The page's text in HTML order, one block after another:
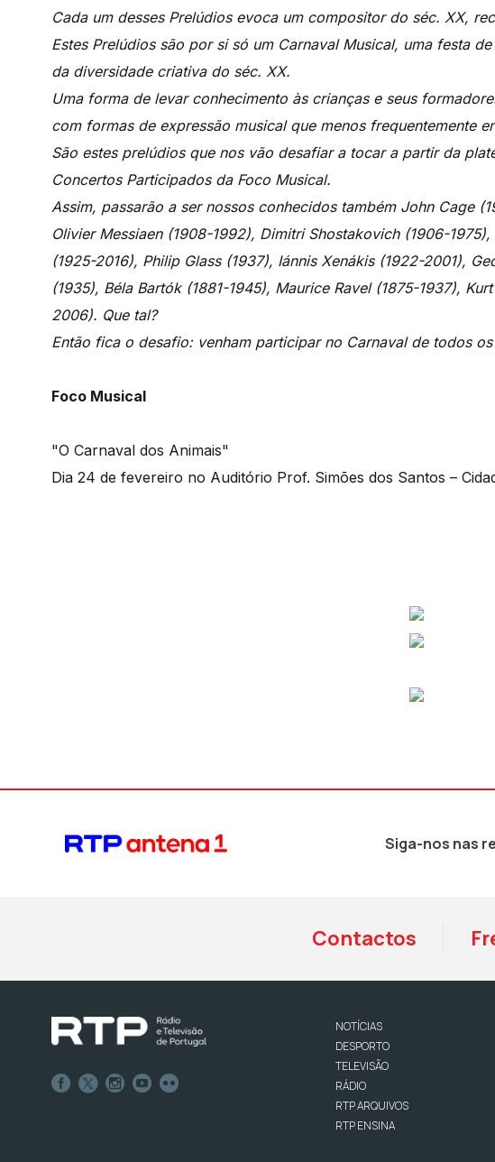
Cada um desses Prelúdios evoca um compositor do séc. XX,
Estes Prelúdios são por si só um Carnaval Musical, uma festa
da diversidade criativa do séc. XX.
Uma forma de levar conhecimento às crianças e seus
com formas de expressão musical que menos frequentemente
São estes prelúdios que nos vão desafiar a tocar a partir da
Concertos Participados da Foco Musical.
Assim, passarão a ser nossos conhecidos também John Cage
Olivier Messiaen (1908-1992), Dimitri Shostakovich (1906-
(1925-2016), Philip Glass (1937), Iánnis Xenákis (1922-2001),
(1935), Béla Bartók (1881-1945), Maurice Ravel (1875-1937),
2006). Que tal?
Então fica o desafio: venham participar no Carnaval de todos
Foco Musical
"O Carnaval dos Animais"
Dia 24 de fevereiro no Auditório Prof. Simões dos Santos –
Siga-nos nas
Contactos
NOTÍCIAS
DESPORTO
TELEVISÃO
RÁDIO
RTP ARQUIVOS
RTP ENSINA